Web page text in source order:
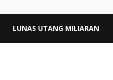
LUNAS UTANG MILIARAN